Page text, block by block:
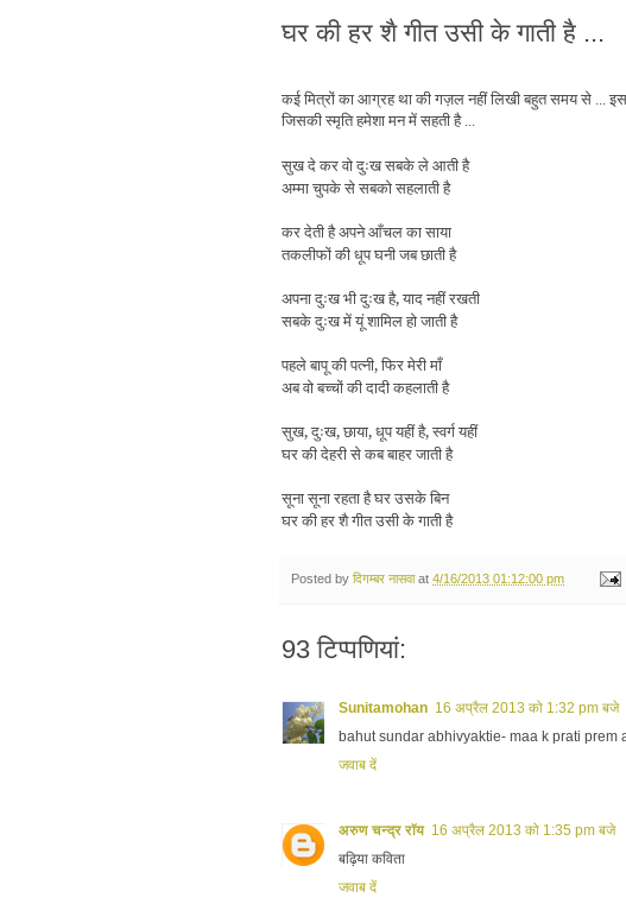
घर की हर शै गीत उसी के गाती है ...
कई मित्रों का आग्रह था की गज़ल नहीं लिखी बहुत समय से ...
जिसकी स्मृति हमेशा मन में सहती है ...
सुख दे कर वो दुःख सबके ले आती है
अम्मा चुपके से सबको सहलाती है
कर देती है अपने आँचल का साया
तकलीफों की धूप घनी जब छाती है
अपना दुःख भी दुःख है, याद नहीं रखती
सबके दुःख में यूं शामिल हो जाती है
पहले बापू की पत्नी, फिर मेरी माँ
अब वो बच्चों की दादी कहलाती है
सुख, दुःख, छाया, धूप यहीं है, स्वर्ग यहीं
घर की देहरी से कब बाहर जाती है
सूना सूना रहता है घर उसके बिन
घर की हर शै गीत उसी के गाती है
Posted by दिगम्बर नासवा at 4/16/2013 01:12:00 pm
93 टिप्‍पणियां:
Sunitamohan 16 अप्रैल 2013 को 1:32 pm बजे
bahut sundar abhivyaktie- maa k prati prem
जवाब दें
अरुण चन्द्र रॉय 16 अप्रैल 2013 को 1:35 pm बजे
बढ़िया कविता
जवाब दें